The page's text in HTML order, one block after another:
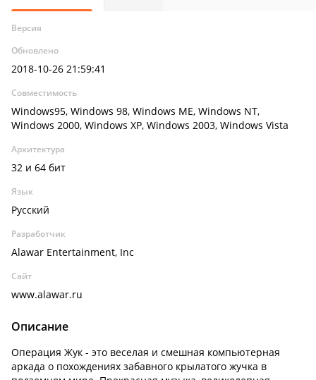
Версия
Обновлено
2018-10-26 21:59:41
Совместимость
Windows95, Windows 98, Windows ME, Windows NT,
Windows 2000, Windows XP, Windows 2003, Windows Vista
Архитектура
32 и 64 бит
Язык
Русский
Разработчик
Alawar Entertainment, Inc
Сайт
www.alawar.ru
Описание
Операция Жук - это веселая и смешная компьютерная
аркада о похождениях забавного крылатого жучка в